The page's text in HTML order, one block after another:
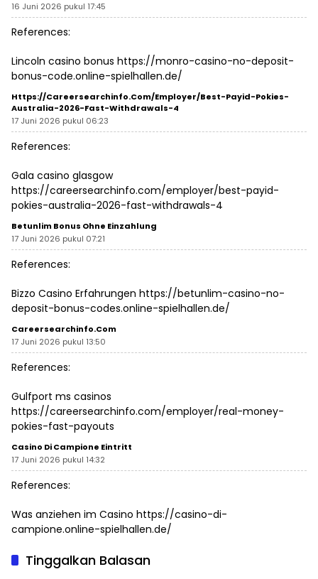
16 Juni 2026 pukul 17:45
References:
Lincoln casino bonus https://monro-casino-no-deposit-
bonus-code.online-spielhallen.de/
Https://careersearchinfo.com/employer/best-Payid-Pokies-
Australia-2026-Fast-Withdrawals-4
17 Juni 2026 pukul 06:23
References:
Gala casino glasgow
https://careersearchinfo.com/employer/best-payid-
pokies-australia-2026-fast-withdrawals-4
Betunlim Bonus Ohne Einzahlung
17 Juni 2026 pukul 07:21
References:
Bizzo Casino Erfahrungen https://betunlim-casino-no-
deposit-bonus-codes.online-spielhallen.de/
Careersearchinfo.com
17 Juni 2026 pukul 13:50
References:
Gulfport ms casinos
https://careersearchinfo.com/employer/real-money-
pokies-fast-payouts
Casino Di Campione Eintritt
17 Juni 2026 pukul 14:32
References:
Was anziehen im Casino https://casino-di-
campione.online-spielhallen.de/
Tinggalkan Balasan